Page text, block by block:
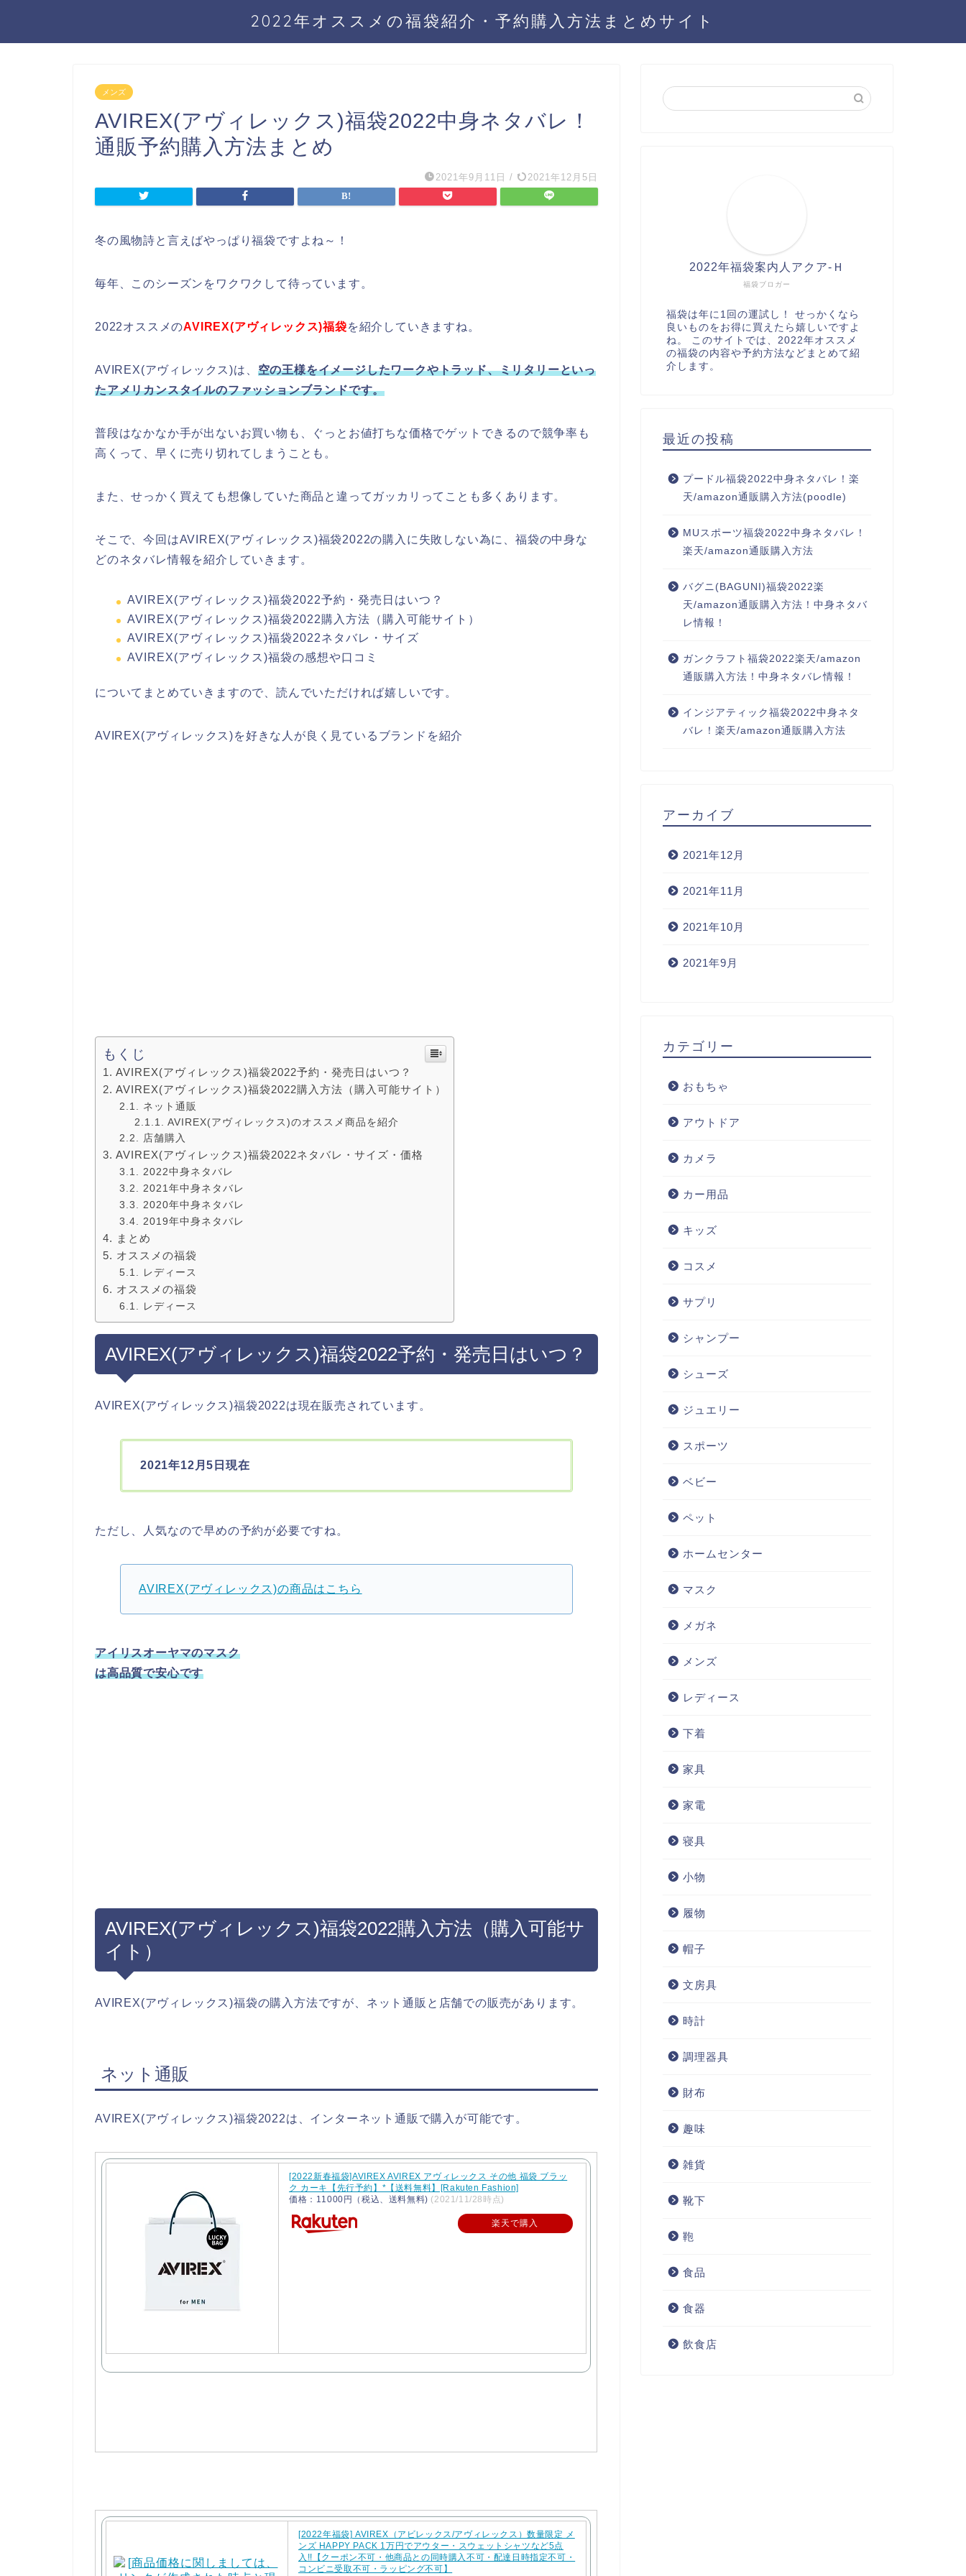
2022年オススメの福袋紹介・予約購入方法まとめサイト
メンズ
AVIREX(アヴィレックス)福袋2022中身ネタバレ！
通販予約購入方法まとめ
2021年9月11日 / 2021年12月5日
冬の風物詩と言えばやっぱり福袋ですよね～！
毎年、このシーズンをワクワクして待っています。
2022オススメのAVIREX(アヴィレックス)福袋を紹介していきますね。
AVIREX(アヴィレックス)は、 空の王様をイメージしたワークやトラッド、ミリタリーといっ
たアメリカンスタイルのファッションブランドです。
普段はなかなか手が出ないお買い物も、ぐっとお値打ちな価格でゲットできるので競争率も
高くって、早くに売り切れてしまうことも。
また、せっかく買えても想像していた商品と違ってガッカリってことも多くあります。
そこで、今回はAVIREX(アヴィレックス)福袋2022の購入に失敗しない為に、福袋の中身な
どのネタバレ情報を紹介していきます。
AVIREX(アヴィレックス)福袋2022予約・発売日はいつ？
AVIREX(アヴィレックス)福袋2022購入方法（購入可能サイト）
AVIREX(アヴィレックス)福袋2022ネタバレ・サイズ
AVIREX(アヴィレックス)福袋の感想や口コミ
についてまとめていきますので、読んでいただければ嬉しいです。
AVIREX(アヴィレックス)を好きな人が良く見ているブランドを紹介
もくじ
AVIREX(アヴィレックス)福袋2022予約・発売日はいつ？
AVIREX(アヴィレックス)福袋2022購入方法（購入可能サイト）
ネット通販
AVIREX(アヴィレックス)のオススメ商品を紹介
店舗購入
AVIREX(アヴィレックス)福袋2022ネタバレ・サイズ・価格
2022中身ネタバレ
2021年中身ネタバレ
2020年中身ネタバレ
2019年中身ネタバレ
まとめ
オススメの福袋
レディース
オススメの福袋
レディース
AVIREX(アヴィレックス)福袋2022予約・発売日はいつ？
AVIREX(アヴィレックス)福袋2022は現在販売されています。
2021年12月5日現在
ただし、人気なので早めの予約が必要ですね。
AVIREX(アヴィレックス)の商品はこちら
アイリスオーヤマのマスク
は高品質で安心です
AVIREX(アヴィレックス)福袋2022購入方法（購入可能サ
イト）
AVIREX(アヴィレックス)福袋の購入方法ですが、ネット通販と店舗での販売があります。
ネット通販
AVIREX(アヴィレックス)福袋2022は、インターネット通販で購入が可能です。
[2022新春福袋]AVIREX AVIREX アヴィレックス その他 福袋 ブラッ
ク カーキ【先行予約】*【送料無料】[Rakuten Fashion]
価格：11000円（税込、送料無料) (2021/11/28時点)
楽天で購入
[2022年福袋] AVIREX（アビレックス/アヴィレックス）数量限定 メ
ンズ HAPPY PACK 1万円でアウター・スウェットシャツなど5点
入!!【クーポン不可・他商品との同時購入不可・配達日時指定不可・
コンビニ受取不可・ラッピング不可】
福袋ブロガー
2022年福袋案内人アクア-Ｈ
福袋は年に1回の運試し！ せっかくなら
良いものをお得に買えたら嬉しいですよ
ね。 このサイトでは、2022年オススメ
の福袋の内容や予約方法などまとめて紹
介します。
最近の投稿
プードル福袋2022中身ネタバレ！楽
天/amazon通販購入方法(poodle)
MUスポーツ福袋2022中身ネタバレ！
楽天/amazon通販購入方法
バグニ(BAGUNI)福袋2022楽
天/amazon通販購入方法！中身ネタバ
レ情報！
ガンクラフト福袋2022楽天/amazon
通販購入方法！中身ネタバレ情報！
インジアティック福袋2022中身ネタ
バレ！楽天/amazon通販購入方法
アーカイブ
2021年12月
2021年11月
2021年10月
2021年9月
カテゴリー
おもちゃ
アウトドア
カメラ
カー用品
キッズ
コスメ
サプリ
シャンプー
シューズ
ジュエリー
スポーツ
ベビー
ペット
ホームセンター
マスク
メガネ
メンズ
レディース
下着
家具
家電
寝具
小物
履物
帽子
文房具
時計
調理器具
財布
趣味
雑貨
靴下
鞄
食品
食器
飲食店